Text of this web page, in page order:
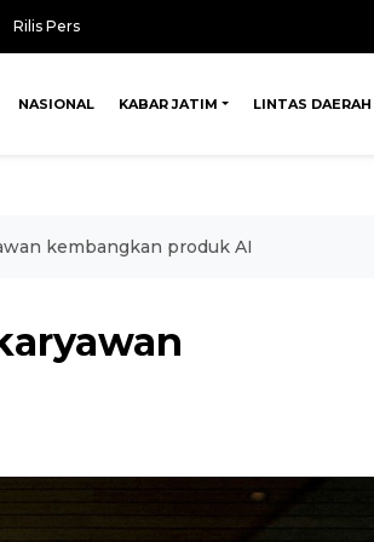
Rilis Pers
NASIONAL KABAR JATIM LINTAS DAERAH
kembangkan produk AI